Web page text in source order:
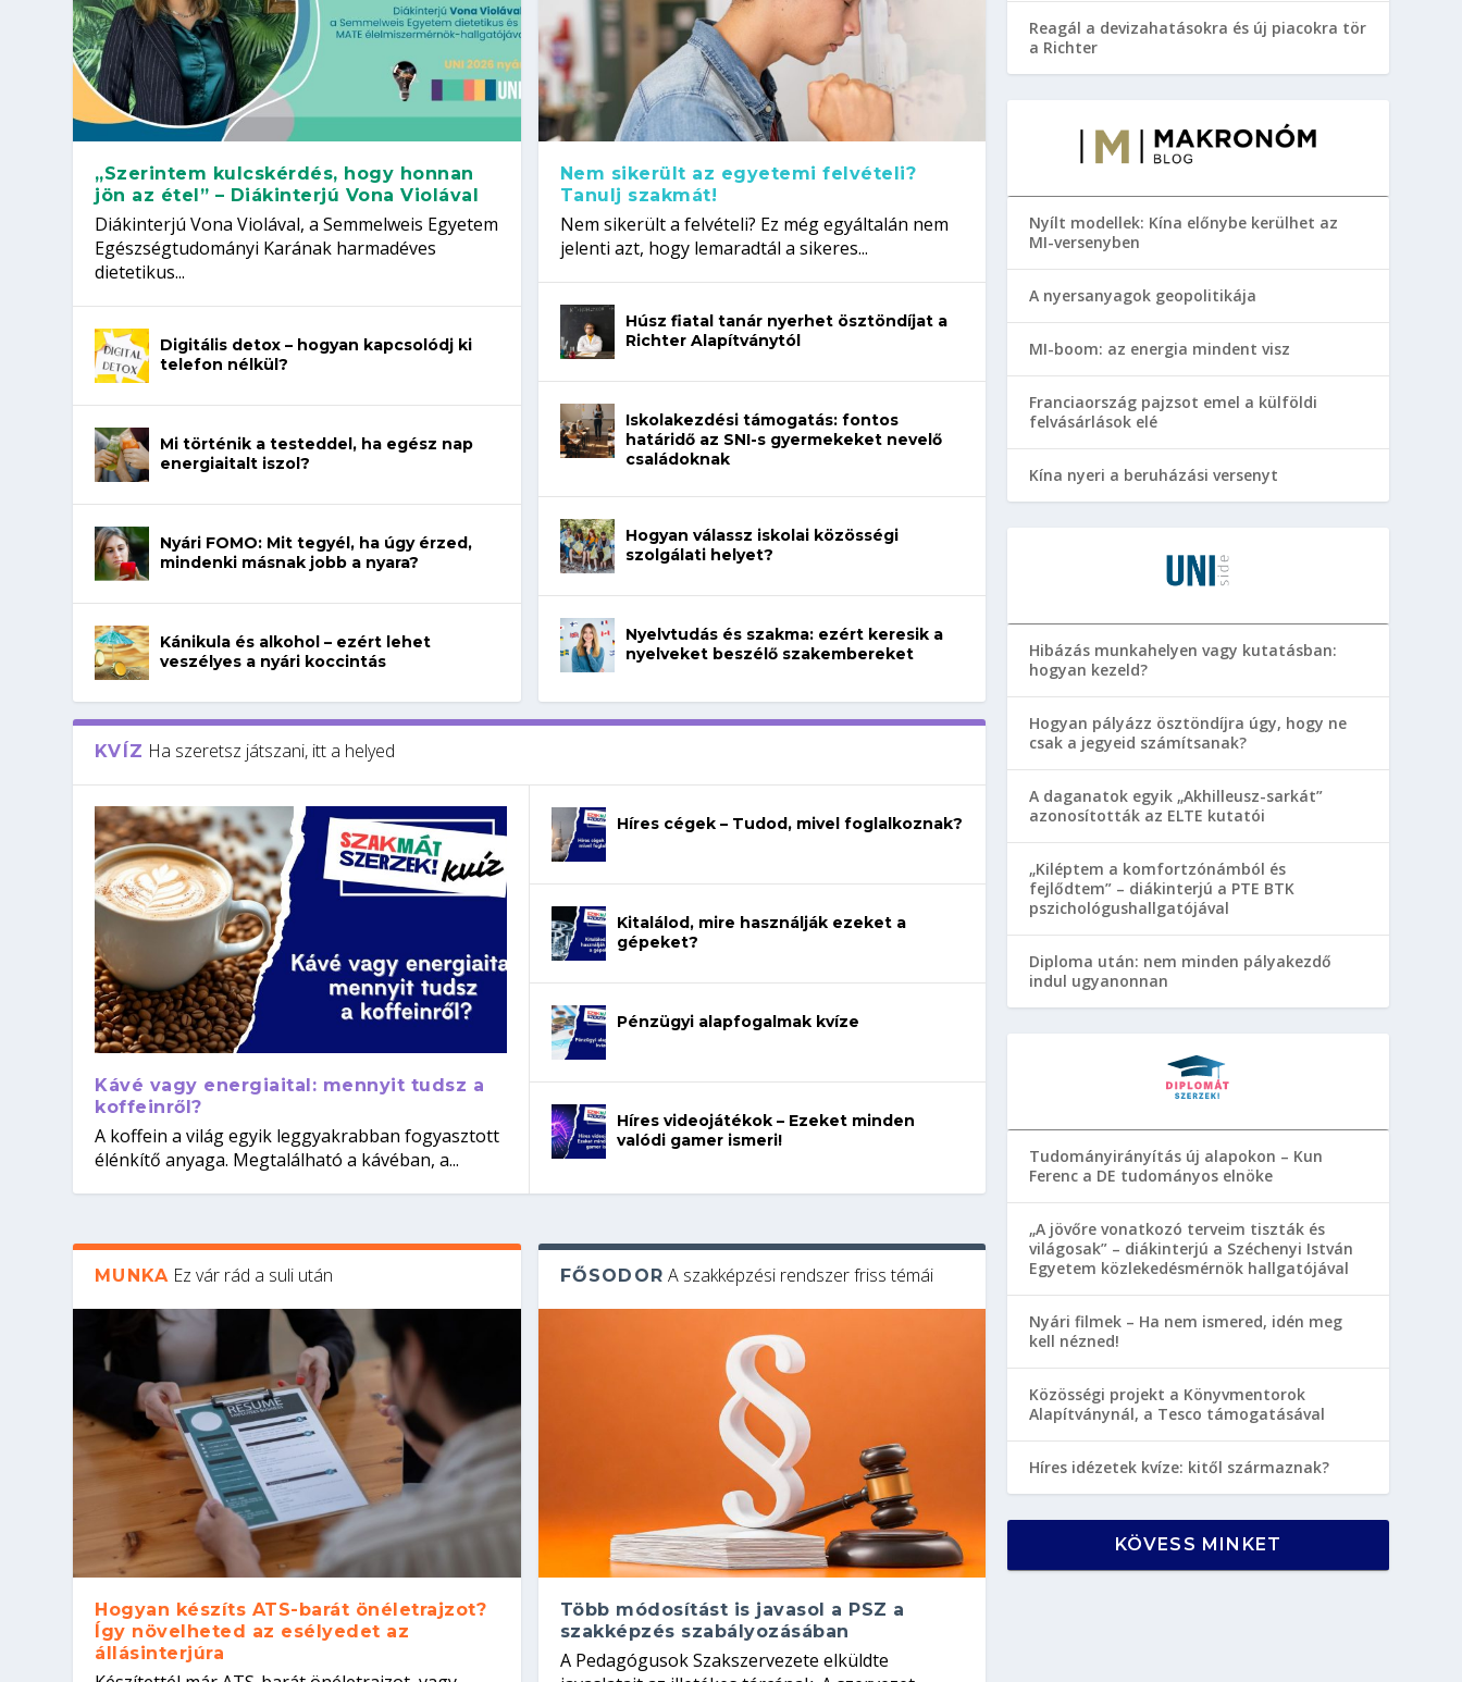
„Szerintem kulcskérdés, hogy honnan
jön az étel” – Diákinterjú Vona Violával
Diákinterjú Vona Violával, a Semmelweis Egyetem
Egészségtudományi Karának harmadéves
dietetikus...
Digitális detox – hogyan kapcsolódj ki
telefon nélkül?
Mi történik a testeddel, ha egész nap
energiaitalt iszol?
Nyári FOMO: Mit tegyél, ha úgy érzed,
mindenki másnak jobb a nyara?
Kánikula és alkohol – ezért lehet
veszélyes a nyári koccintás
Nem sikerült az egyetemi felvételi?
Tanulj szakmát!
Nem sikerült a felvételi? Ez még egyáltalán nem
jelenti azt, hogy lemaradtál a sikeres...
Húsz fiatal tanár nyerhet ösztöndíjat a
Richter Alapítványtól
Iskolakezdési támogatás: fontos
határidő az SNI-s gyermekeket nevelő
családoknak
Hogyan válassz iskolai közösségi
szolgálati helyet?
Nyelvtudás és szakma: ezért keresik a
nyelveket beszélő szakembereket
KVÍZ Ha szeretsz játszani, itt a helyed
Kávé vagy energiaital: mennyit tudsz a
koffeinről?
A koffein a világ egyik leggyakrabban fogyasztott
élénkítő anyaga. Megtalálható a kávéban, a...
Híres cégek – Tudod, mivel foglalkoznak?
Kitalálod, mire használják ezeket a
gépeket?
Pénzügyi alapfogalmak kvíze
Híres videojátékok – Ezeket minden
valódi gamer ismeri!
MUNKA Ez vár rád a suli után
Hogyan készíts ATS-barát önéletrajzot?
Így növelheted az esélyedet az
állásinterjúra
FŐSODOR A szakképzési rendszer friss témái
Több módosítást is javasol a PSZ a
szakképzés szabályozásában
A Pedagógusok Szakszervezete elküldte
Reagál a devizahatásokra és új piacokra tör
a Richter
Nyílt modellek: Kína előnybe kerülhet az
MI-versenyben
A nyersanyagok geopolitikája
MI-boom: az energia mindent visz
Franciaország pajzsot emel a külföldi
felvásárlások elé
Kína nyeri a beruházási versenyt
Hibázás munkahelyen vagy kutatásban:
hogyan kezeld?
Hogyan pályázz ösztöndíjra úgy, hogy ne
csak a jegyeid számítsanak?
A daganatok egyik „Akhilleusz-sarkát”
azonosították az ELTE kutatói
„Kiléptem a komfortzónámból és
fejlődtem” – diákinterjú a PTE BTK
pszichológushallgatójával
Diploma után: nem minden pályakezdő
indul ugyanonnan
Tudományirányítás új alapokon – Kun
Ferenc a DE tudományos elnöke
„A jövőre vonatkozó terveim tiszták és
világosak” – diákinterjú a Széchenyi István
Egyetem közlekedésmérnök hallgatójával
Nyári filmek – Ha nem ismered, idén meg
kell nézned!
Közösségi projekt a Könyvmentorok
Alapítványnál, a Tesco támogatásával
Híres idézetek kvíze: kitől származnak?
KÖVESS MINKET